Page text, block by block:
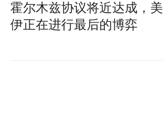
霍尔木兹协议将近达成，美
伊正在进行最后的博弈